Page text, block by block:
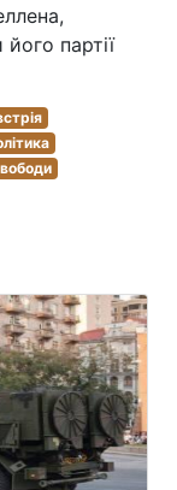
партії